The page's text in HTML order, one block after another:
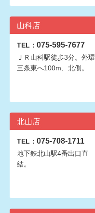
山科店
TEL： 075-595-7677
ＪＲ山科駅徒歩3分。外環
三条東へ100m、北側。
北山店
TEL： 075-708-1711
地下鉄北山駅4番出口直
結。